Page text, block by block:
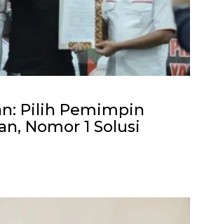
Pilih Pemimpin
Nomor 1 Solusi